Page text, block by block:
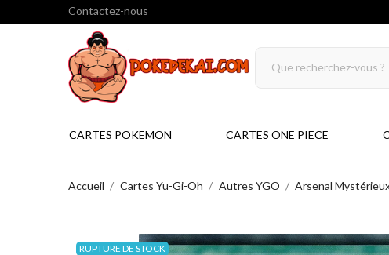
Contactez-nous
CARTES POKEMON CARTES ONE PIECE
Accueil Cartes Yu-Gi-Oh Autres YGO Arsenal
RUPTURE DE STOCK